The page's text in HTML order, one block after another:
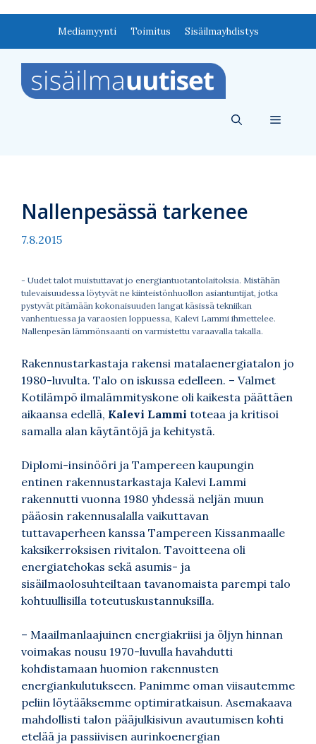
Mediamyynti Toimitus Sisäilmayhdistys
Valikko
Nallenpesässä tarkenee
7.8.2015
- Uudet talot muistuttavat jo energiantuotantolaitoksia. Mistähän
tulevaisuudessa löytyvät ne kiinteistönhuollon asiantuntijat, jotka
pystyvät pitämään kokonaisuuden langat käsissä tekniikan
vanhentuessa ja varaosien loppuessa, Kalevi Lammi ihmettelee.
Nallenpesän lämmönsaanti on varmistettu varaavalla takalla.
Rakennustarkastaja rakensi matalaenergiatalon jo
1980-luvulta. Talo on iskussa edelleen. – Valmet
Kotilämpö ilmalämmityskone oli kaikesta päättäen
aikaansa edellä, Kalevi Lammi toteaa ja kritisoi
samalla alan käytäntöjä ja kehitystä.
Diplomi-insinööri ja Tampereen kaupungin
entinen rakennustarkastaja Kalevi Lammi
rakennutti vuonna 1980 yhdessä neljän muun
pääosin rakennusalalla vaikuttavan
tuttavaperheen kanssa Tampereen Kissanmaalle
kaksikerroksisen rivitalon. Tavoitteena oli
energiatehokas sekä asumis- ja
sisäilmaolosuhteiltaan tavanomaista parempi talo
kohtuullisilla toteutuskustannuksilla.
– Maailmanlaajuinen energiakriisi ja öljyn hinnan
voimakas nousu 1970-luvulla havahdutti
kohdistamaan huomion rakennusten
energiankulutukseen. Panimme oman viisautemme
peliin löytääksemme optimiratkaisun. Asemakaava
mahdollisti talon pääjulkisivun avautumisen kohti
etelää ja passiivisen aurinkoenergian